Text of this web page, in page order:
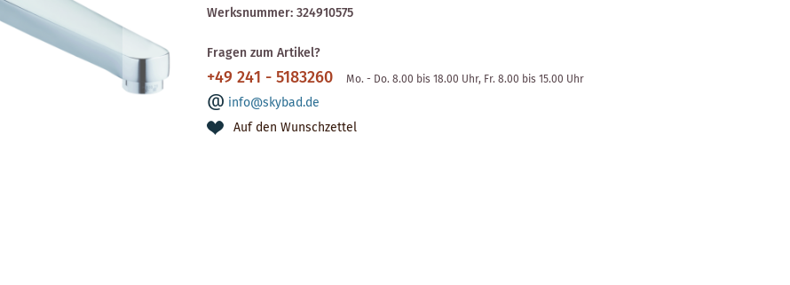
Werksnummer:324910575
Fragen zum Artikel?
+49 241 - 5183260 Mo. - Do. 8.00 bis 18.00 Uhr, Fr. 8.00 bis 15.00 Uhr
info@skybad.de
Auf den Wunschzettel